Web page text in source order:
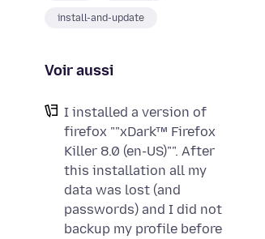
install-and-update
Voir aussi
I installed a version of
firefox ""xDark™ Firefox
Killer 8.0 (en-US)"". After
this installation all my
data was lost (and
passwords) and I did not
backup my profile before